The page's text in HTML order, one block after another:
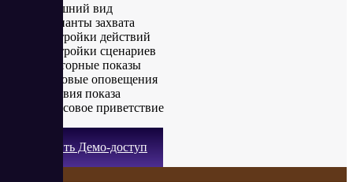
Внешний вид
Варианты захвата
Настройки действий
Настройки сценариев
Повторные показы
Звуковые оповещения
Условия показа
Голосовое приветствие
Получить Демо-доступ